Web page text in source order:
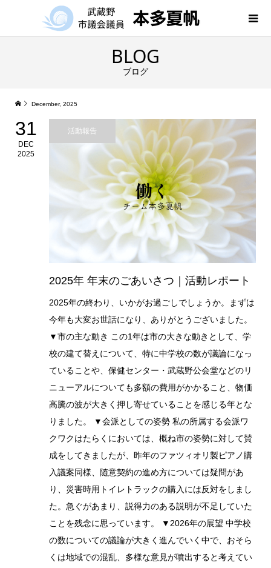
BLOG
ブログ
December, 2025
31
DEC
2025
活動報告
2025年 年末のごあいさつ｜活動レポート
2025年の終わり、いかがお過ごしでしょうか。まずは
今年も大変お世話になり、ありがとうございました。
▼市の主な動き この1年は市の大きな動きとして、学
校の建て替えについて、特に中学校の数が議論になっ
ていることや、保健センター・武蔵野公会堂などのリ
ニューアルについても多額の費用がかかること、物価
高騰の波が大きく押し寄せていることを感じる年とな
りました。 ▼会派としての姿勢 私の所属する会派ワ
クワクはたらくにおいては、概ね市の姿勢に対して賛
成をしてきましたが、昨年のファツィオリ製ピアノ購
入議案同様、随意契約の進め方については疑問があ
り、災害時用トイレトラックの購入には反対をしまし
た。急ぐがあまり、説得力のある説明が不足していた
ことを残念に思っています。 ▼2026年の展望 中学校
の数についての議論が大きく進んでいく中で、おそら
くは地域での混乱、多様な意見が噴出すると考えてい